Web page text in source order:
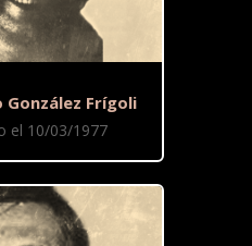
González Frígoli
el 10/03/1977